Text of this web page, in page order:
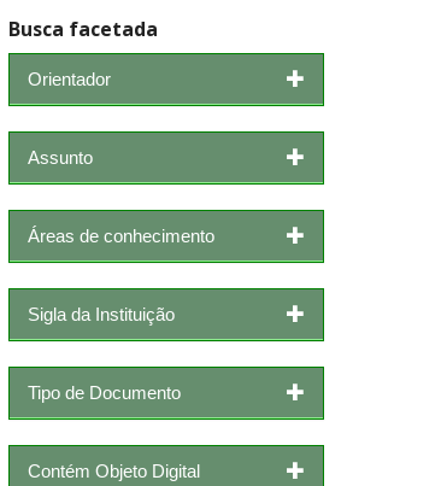
Busca facetada
Orientador
Assunto
Áreas de conhecimento
Sigla da Instituição
Tipo de Documento
Contém Objeto Digital